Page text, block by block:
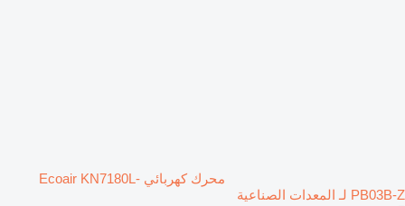
محرك كهربائي Ecoair KN7180L-
PB03B-Z لـ المعدات الصناعية